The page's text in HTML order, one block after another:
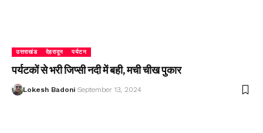
उत्तराखंड देहरादून पर्यटन
पर्यटकों से भरी जिप्सी नदी में बही, मची चीख पुकार
Lokesh Badoni September 13, 2024